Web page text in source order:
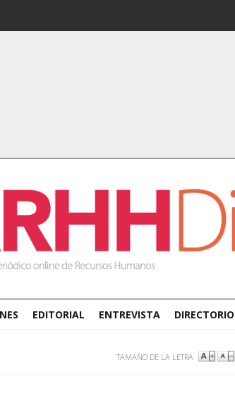
EDITORIAL ENTREVISTA DIRECTORIO
TAMAÑO DE LA LETRA